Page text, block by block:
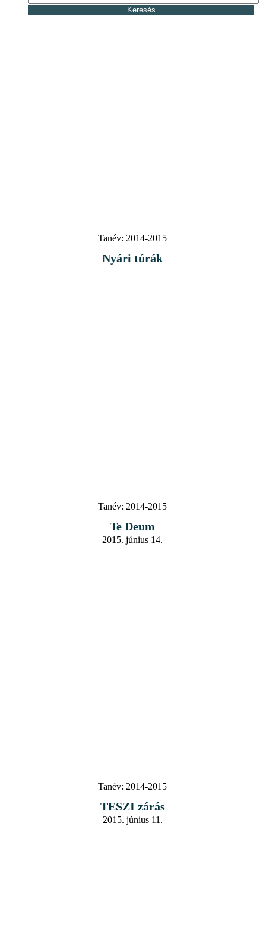
Tanév: 2014-2015
Nyári túrák
Tanév: 2014-2015
Te Deum
2015. június 14.
Tanév: 2014-2015
TESZI zárás
2015. június 11.